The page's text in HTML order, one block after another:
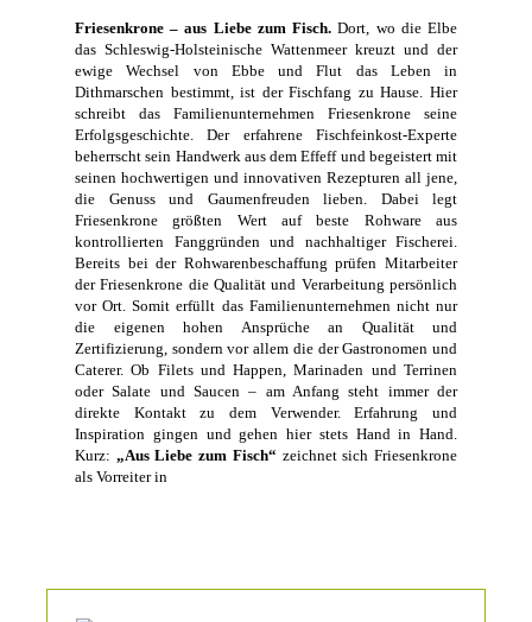
Friesenkrone – aus Liebe zum Fisch. Dort, wo die Elbe
das Schleswig-Holsteinische Wattenmeer kreuzt und der
ewige Wechsel von Ebbe und Flut das Leben in
Dithmarschen bestimmt, ist der Fischfang zu Hause. Hier
schreibt das Familienunternehmen Friesenkrone seine
Erfolgsgeschichte. Der erfahrene Fischfeinkost-Experte
beherrscht sein Handwerk aus dem Effeff und begeistert mit
seinen hochwertigen und innovativen Rezepturen all jene,
die Genuss und Gaumenfreuden lieben. Dabei legt
Friesenkrone größten Wert auf beste Rohware aus
kontrollierten Fanggründen und nachhaltiger Fischerei.
Bereits bei der Rohwarenbeschaffung prüfen Mitarbeiter
der Friesenkrone die Qualität und Verarbeitung persönlich
vor Ort. Somit erfüllt das Familienunternehmen nicht nur
die eigenen hohen Ansprüche an Qualität und
Zertifizierung, sondern vor allem die der Gastronomen und
Caterer. Ob Filets und Happen, Marinaden und Terrinen
oder Salate und Saucen – am Anfang steht immer der
direkte Kontakt zu dem Verwender. Erfahrung und
Inspiration gingen und gehen hier stets Hand in Hand.
Kurz: „Aus Liebe zum Fisch“ zeichnet sich Friesenkrone
als Vorreiter in